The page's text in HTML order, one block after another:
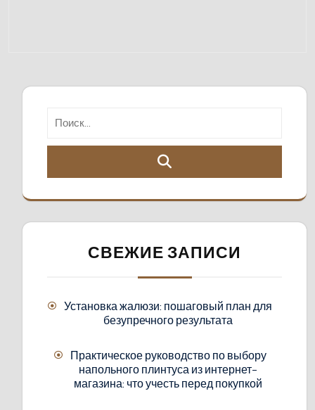
СВЕЖИЕ ЗАПИСИ
Установка жалюзи: пошаговый план для
безупречного результата
Практическое руководство по выбору
напольного плинтуса из интернет-
магазина: что учесть перед покупкой